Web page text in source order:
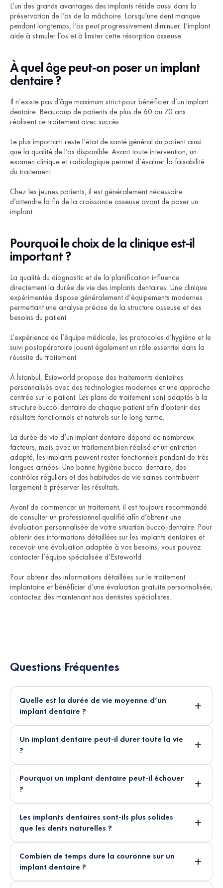
L’un des grands avantages des implants réside aussi dans la
préservation de l’os de la mâchoire. Lorsqu’une dent manque
pendant longtemps, l’os peut progressivement diminuer. L’implant
aide à stimuler l’os et à limiter cette résorption osseuse.
À quel âge peut-on poser un implant
dentaire ?
Il n’existe pas d’âge maximum strict pour bénéficier d’un implant
dentaire. Beaucoup de patients de plus de 60 ou 70 ans
réalisent ce traitement avec succès.
Le plus important reste l’état de santé général du patient ainsi
que la qualité de l’os disponible. Avant toute intervention, un
examen clinique et radiologique permet d’évaluer la faisabilité
du traitement.
Chez les jeunes patients, il est généralement nécessaire
d’attendre la fin de la croissance osseuse avant de poser un
implant.
Pourquoi le choix de la clinique est-il
important ?
La qualité du diagnostic et de la planification influence
directement la durée de vie des implants dentaires. Une clinique
expérimentée dispose généralement d’équipements modernes
permettant une analyse précise de la structure osseuse et des
besoins du patient.
L’expérience de l’équipe médicale, les protocoles d’hygiène et le
suivi postopératoire jouent également un rôle essentiel dans la
réussite du traitement.
À İstanbul, Esteworld propose des traitements dentaires
personnalisés avec des technologies modernes et une approche
centrée sur le patient. Les plans de traitement sont adaptés à la
structure bucco-dentaire de chaque patient afin d’obtenir des
résultats fonctionnels et naturels sur le long terme.
La durée de vie d’un implant dentaire dépend de nombreux
facteurs, mais avec un traitement bien réalisé et un entretien
adapté, les implants peuvent rester fonctionnels pendant de très
longues années. Une bonne hygiène bucco-dentaire, des
contrôles réguliers et des habitudes de vie saines contribuent
largement à préserver les résultats.
Avant de commencer un traitement, il est toujours recommandé
de consulter un professionnel qualifié afin d’obtenir une
évaluation personnalisée de votre situation bucco-dentaire. Pour
obtenir des informations détaillées sur les implants dentaires et
recevoir une évaluation adaptée à vos besoins, vous pouvez
contacter l’équipe spécialisée d’Esteworld.
Pour obtenir des informations détaillées sur le traitement
implantaire et bénéficier d’une évaluation gratuite personnalisée,
contactez dès maintenant nos dentistes spécialistes.
Questions Fréquentes
Quelle est la durée de vie moyenne d’un
implant dentaire ?
Un implant dentaire peut-il durer toute la vie
?
Pourquoi un implant dentaire peut-il échouer
?
Les implants dentaires sont-ils plus solides
que les dents naturelles ?
Combien de temps dure la couronne sur un
implant dentaire ?